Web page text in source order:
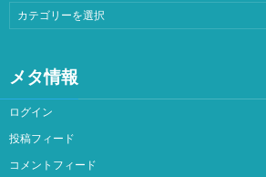
メタ情報
ログイン
投稿フィード
コメントフィード